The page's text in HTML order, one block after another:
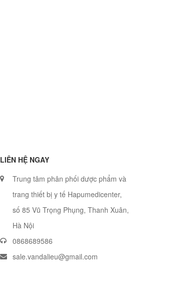
LIÊN HỆ NGAY
Trung tâm phân phối dược phẩm và
trang thiết bị y tế Hapumedicenter,
số 85 Vũ Trọng Phụng, Thanh Xuân,
Hà Nội
0868689586
sale.vandalieu@gmail.com